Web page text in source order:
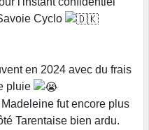
Cyclo
en 2024 avec du frais
pluie
fut encore plus
Tarentaise bien ardu.